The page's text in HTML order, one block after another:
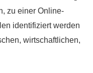
zu einer Online-
identifiziert werden
wirtschaftlichen,